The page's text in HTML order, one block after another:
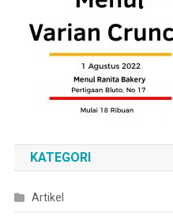
KATEGORI
Artikel